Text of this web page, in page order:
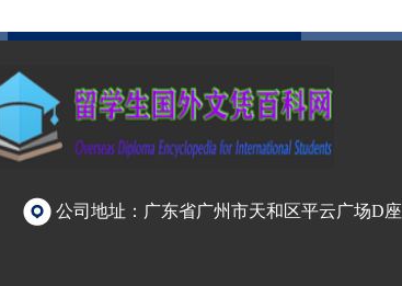
公司地址：广东省广州市天和区平云广场D座